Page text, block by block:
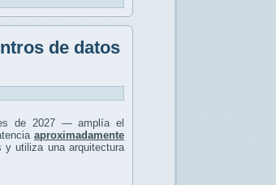
de datos
de 2027 — amplía el
aproximadamente
y utiliza una arquitectura